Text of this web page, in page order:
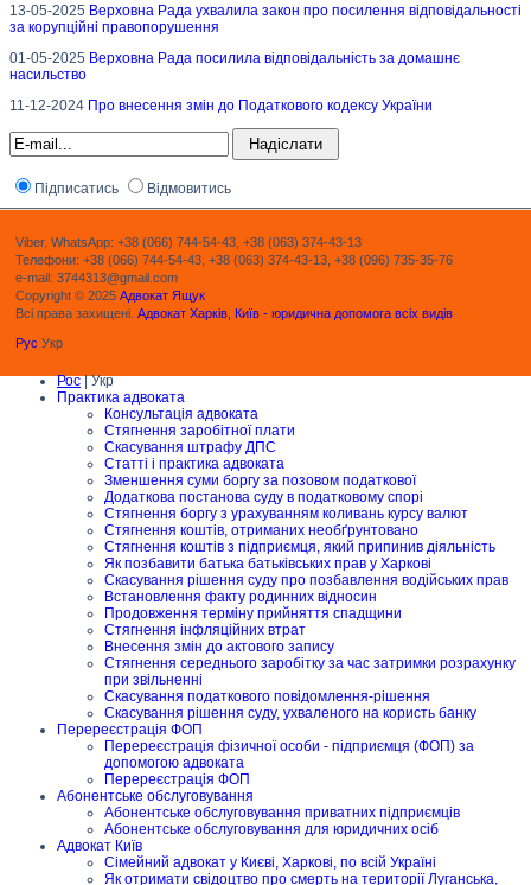
13-05-2025 Верховна Рада ухвалила закон про посилення відповідальності
за корупційні правопорушення
01-05-2025 Верховна Рада посилила відповідальність за домашнє
насильство
11-12-2024 Про внесення змін до Податкового кодексу України
Підписатись Відмовитись
Viber, WhatsApp: +38 (066) 744-54-43, +38 (063) 374-43-13
Телефони: +38 (066) 744-54-43, +38 (063) 374-43-13, +38 (096) 735-35-76
e-mail: 3744313@gmail.com
Copyright © 2025 Адвокат Ящук
Всі права захищені. Адвокат Харків, Київ - юридична допомога всіх видів
Рус Укр
Рос| Укр
Практика адвоката
Консультація адвоката
Стягнення заробітної плати
Скасування штрафу ДПС
Статті і практика адвоката
Зменшення суми боргу за позовом податкової
Додаткова постанова суду в податковому спорі
Стягнення боргу з урахуванням коливань курсу валют
Стягнення коштів, отриманих необґрунтовано
Стягнення коштів з підприємця, який припинив діяльність
Як позбавити батька батьківських прав у Харкові
Скасування рішення суду про позбавлення водійських прав
Встановлення факту родинних відносин
Продовження терміну прийняття спадщини
Стягнення інфляційних втрат
Внесення змін до актового запису
Стягнення середнього заробітку за час затримки розрахунку
при звільненні
Скасування податкового повідомлення-рішення
Скасування рішення суду, ухваленого на користь банку
Перереєстрація ФОП
Перереєстрація фізичної особи - підприємця (ФОП) за
допомогою адвоката
Перереєстрація ФОП
Абонентське обслуговування
Абонентське обслуговування приватних підприємців
Абонентське обслуговування для юридичних осіб
Адвокат Київ
Сімейний адвокат у Києві, Харкові, по всій Україні
Як отримати свідоцтво про смерть на території Луганська,